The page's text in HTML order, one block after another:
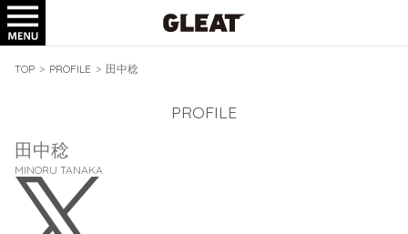
TOP > PROFILE > 田中稔
PROFILE
田中稔
MINORU TANAKA